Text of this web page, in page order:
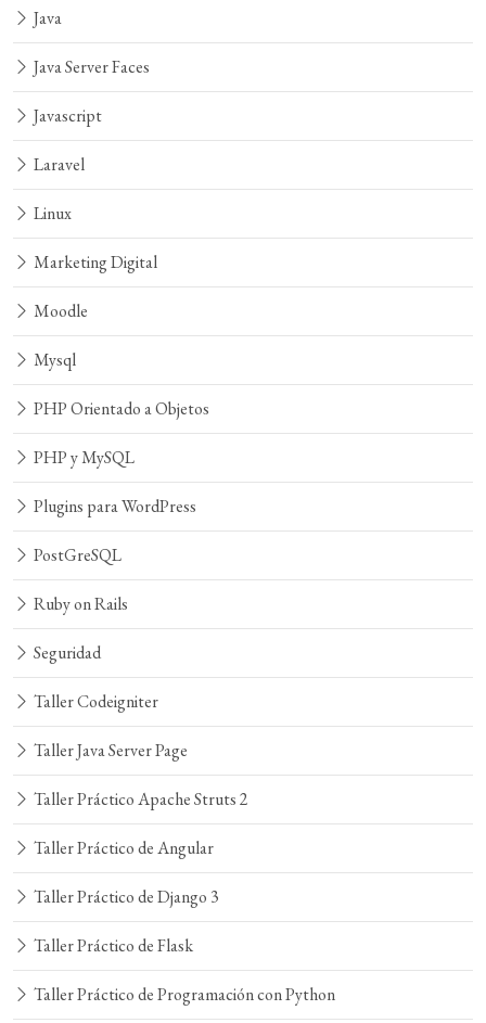
Java
Java Server Faces
Javascript
Laravel
Linux
Marketing Digital
Moodle
Mysql
PHP Orientado a Objetos
PHP y MySQL
Plugins para WordPress
PostGreSQL
Ruby on Rails
Seguridad
Taller Codeigniter
Taller Java Server Page
Taller Práctico Apache Struts 2
Taller Práctico de Angular
Taller Práctico de Django 3
Taller Práctico de Flask
Taller Práctico de Programación con Python